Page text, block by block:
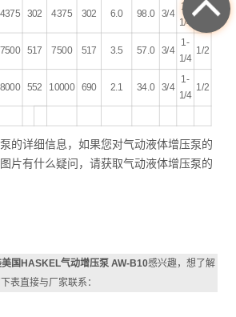
4375 302 4375 302 6.0 98.0 3/4
1-
1/4
1/2
7500 517 7500 517 3.5 57.0 3/4
1-
1/4
1/2
8000 552 10000 690 2.1 34.0 3/4
1-
1/4
1/2
的详细信息，如果您对气动液体增压泵的
片有什么疑问，请获取气动液体增压泵的
国HASKEL气动增压泵 AW-B10感兴趣，想了解
表直接与厂家联系：